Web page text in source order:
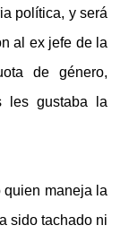
política, y será
al ex jefe de la
de género,
les gustaba la
quien maneja la
sido tachado ni